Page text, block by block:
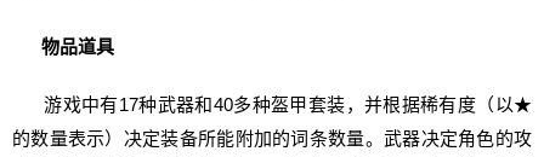
物品道具
游戏中有17种武器和40多种盔甲套装，并根据稀有度（以★
的数量表示）决定装备所能附加的词条数量。武器决定角色的攻